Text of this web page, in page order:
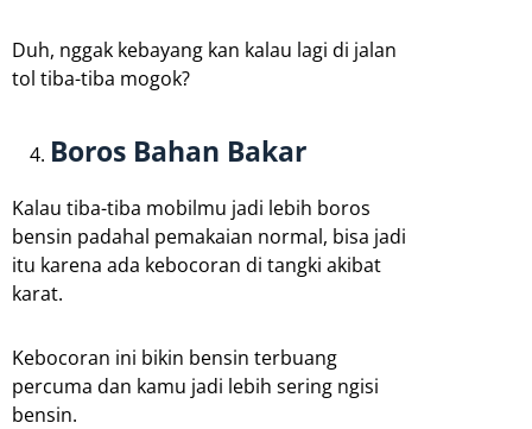
Duh, nggak kebayang kan kalau lagi di jalan
tol tiba-tiba mogok?
Boros Bahan Bakar
Kalau tiba-tiba mobilmu jadi lebih boros
bensin padahal pemakaian normal, bisa jadi
itu karena ada kebocoran di tangki akibat
karat.
Kebocoran ini bikin bensin terbuang
percuma dan kamu jadi lebih sering ngisi
bensin.